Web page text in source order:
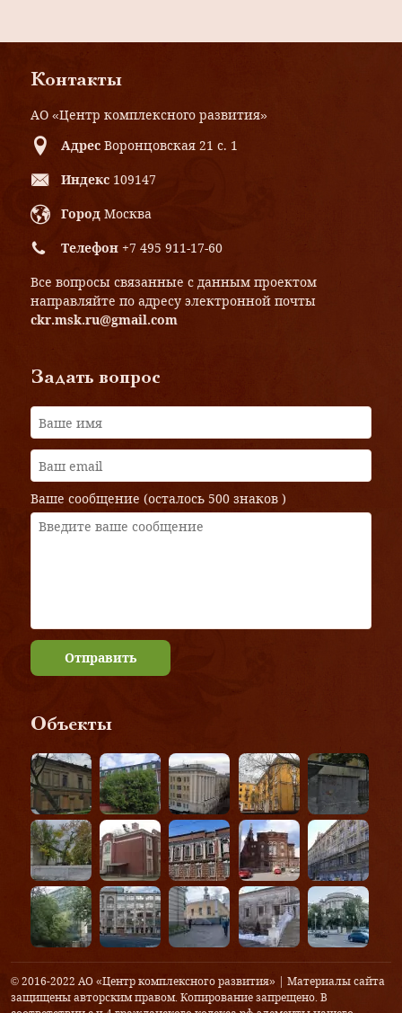
Контакты
АО «Центр комплексного развития»
Адрес Воронцовская 21 с. 1
Индекс 109147
Город Москва
Телефон +7 495 911-17-60
Все вопросы связанные с данным проектом
направляйте по адресу электронной почты
ckr.msk.ru@gmail.com
Задать вопрос
Ваше сообщение (осталось 500 знаков )
Отправить
Объекты
© 2016-2022 АО «Центр комплексного развития» | Материалы сайта
защищены авторским правом. Копирование запрещено. В